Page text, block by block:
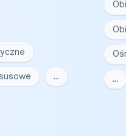
… …